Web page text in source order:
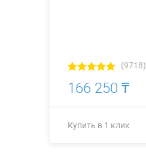
(9718)
166 250 ₸
Купить в 1 клик